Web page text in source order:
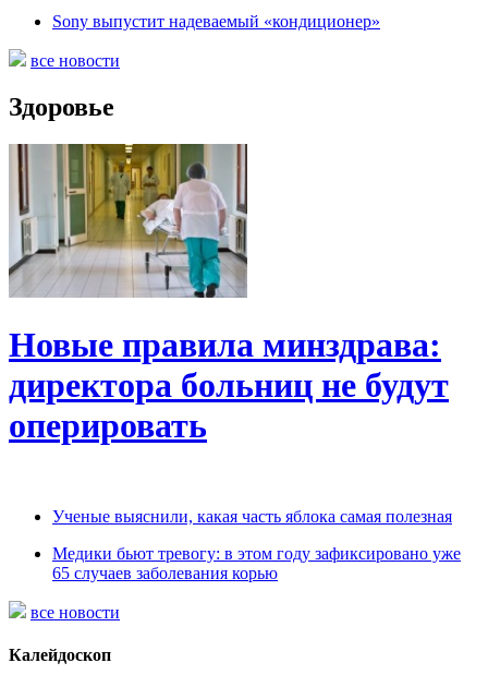
Sony выпустит надеваемый «кондиционер»
все новости
Здоровье
Новые правила минздрава:
директора больниц не будут
оперировать
Ученые выяснили, какая часть яблока самая полезная
Медики бьют тревогу: в этом году зафиксировано уже
65 случаев заболевания корью
все новости
Калейдоскоп